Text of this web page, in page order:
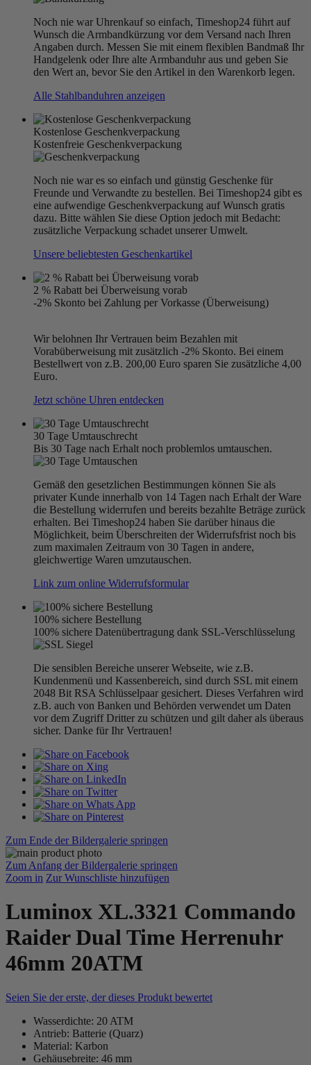
Noch nie war Uhrenkauf so einfach, Timeshop24 führt auf
Wunsch die Armbandkürzung vor dem Versand nach Ihren
Angaben durch. Messen Sie mit einem flexiblen Bandmaß Ihr
Handgelenk oder Ihre alte Armbanduhr aus und geben Sie
den Wert an, bevor Sie den Artikel in den Warenkorb legen.
Alle Stahlbanduhren anzeigen
Kostenlose Geschenkverpackung
Kostenfreie Geschenkverpackung
Noch nie war es so einfach und günstig Geschenke für
Freunde und Verwandte zu bestellen. Bei Timeshop24 gibt es
eine aufwendige Geschenkverpackung auf Wunsch gratis
dazu. Bitte wählen Sie diese Option jedoch mit Bedacht:
zusätzliche Verpackung schadet unserer Umwelt.
Unsere beliebtesten Geschenkartikel
2 % Rabatt bei Überweisung vorab
-2% Skonto bei Zahlung per Vorkasse (Überweisung)
Wir belohnen Ihr Vertrauen beim Bezahlen mit
Vorabüberweisung mit zusätzlich -2% Skonto. Bei einem
Bestellwert von z.B. 200,00 Euro sparen Sie zusätzliche 4,00
Euro.
Jetzt schöne Uhren entdecken
30 Tage Umtauschrecht
Bis 30 Tage nach Erhalt noch problemlos umtauschen.
Gemäß den gesetzlichen Bestimmungen können Sie als
privater Kunde innerhalb von 14 Tagen nach Erhalt der Ware
die Bestellung widerrufen und bereits bezahlte Beträge zurück
erhalten. Bei Timeshop24 haben Sie darüber hinaus die
Möglichkeit, beim Überschreiten der Widerrufsfrist noch bis
zum maximalen Zeitraum von 30 Tagen in andere,
gleichwertige Waren umzutauschen.
Link zum online Widerrufsformular
100% sichere Bestellung
100% sichere Datenübertragung dank SSL-Verschlüsselung
Die sensiblen Bereiche unserer Webseite, wie z.B.
Kundenmenü und Kassenbereich, sind durch SSL mit einem
2048 Bit RSA Schlüsselpaar gesichert. Dieses Verfahren wird
z.B. auch von Banken und Behörden verwendet um Daten
vor dem Zugriff Dritter zu schützen und gilt daher als überaus
sicher. Danke für Ihr Vertrauen!
Zum Ende der Bildergalerie springen
Zum Anfang der Bildergalerie springen
Zoom in Zur Wunschliste hinzufügen
Luminox XL.3321 Commando
Raider Dual Time Herrenuhr
46mm 20ATM
Seien Sie der erste, der dieses Produkt bewertet
Wasserdichte: 20 ATM
Antrieb: Batterie (Quarz)
Material: Karbon
Gehäusebreite: 46 mm